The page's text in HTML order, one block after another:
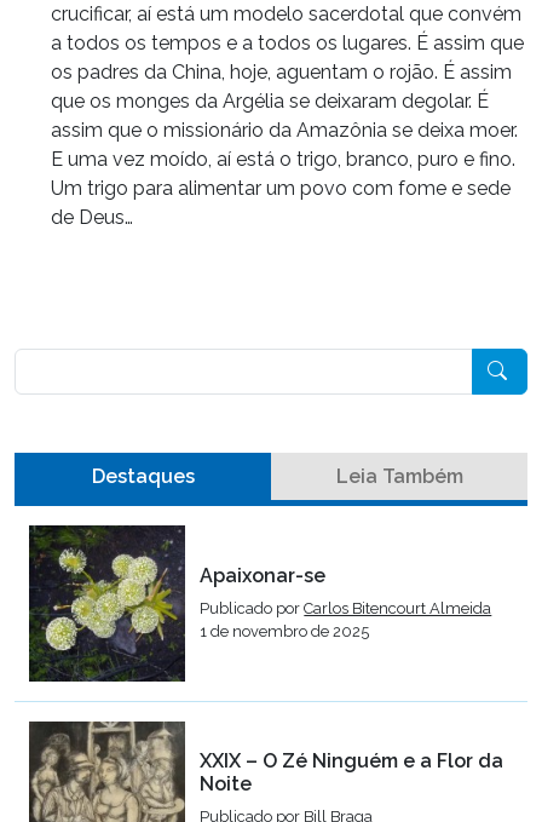
crucificar, aí está um modelo sacerdotal que convém
a todos os tempos e a todos os lugares. É assim que
os padres da China, hoje, aguentam o rojão. É assim
que os monges da Argélia se deixaram degolar. É
assim que o missionário da Amazônia se deixa moer.
E uma vez moído, aí está o trigo, branco, puro e fino.
Um trigo para alimentar um povo com fome e sede
de Deus…
Destaques Leia Também
Apaixonar-se
Publicado porCarlos Bitencourt Almeida
1 de novembro de 2025
XXIX – O Zé Ninguém e a Flor da
Noite
Publicado por Bill Braga